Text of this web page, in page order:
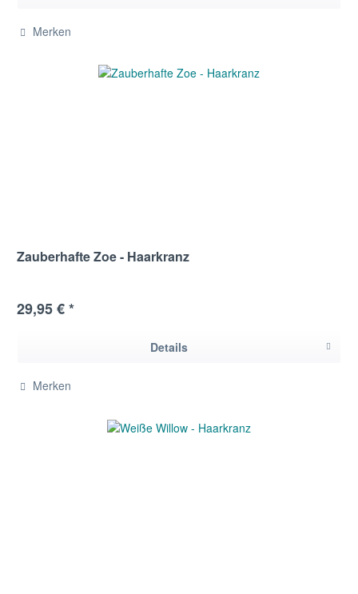
Merken
Zauberhafte Zoe - Haarkranz
29,95 € *
Details
Merken